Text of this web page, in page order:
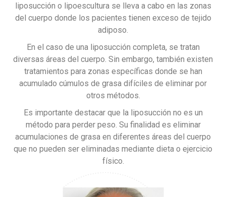
liposucción o lipoescultura se lleva a cabo en las zonas
del cuerpo donde los pacientes tienen exceso de tejido
adiposo.
En el caso de una liposucción completa, se tratan
diversas áreas del cuerpo. Sin embargo, también existen
tratamientos para zonas específicas donde se han
acumulado cúmulos de grasa difíciles de eliminar por
otros métodos.
Es importante destacar que la liposucción no es un
método para perder peso. Su finalidad es eliminar
acumulaciones de grasa en diferentes áreas del cuerpo
que no pueden ser eliminadas mediante dieta o ejercicio
físico.